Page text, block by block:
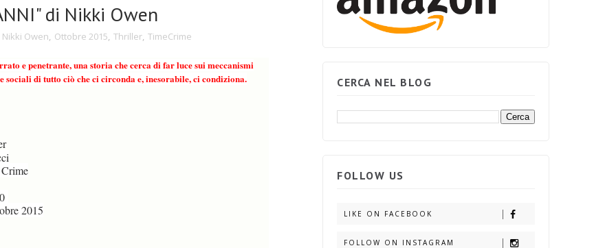
di Nikki Owen
Nikki Owen, Ottobre 2015, Thriller, TimeCrime
e penetrante, una storia che cerca di far luce sui meccanismi
sociali di tutto ciò che ci circonda e, inesorabile, ci condiziona.
2015
CERCA NEL BLOG
FOLLOW US
LIKE ON FACEBOOK
FOLLOW ON INSTAGRAM